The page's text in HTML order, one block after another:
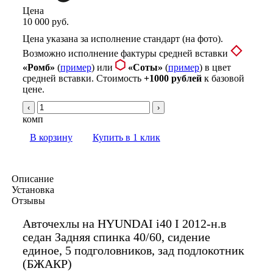
Цена
10 000 руб.
Цена указана за исполнение стандарт (на фото).
Возможно исполнение фактуры средней вставки
«Ромб» (пример) или «Соты» (пример) в цвет
средней вставки. Стоимость +1000 рублейк базовой
цене.
‹ ›
комп
В корзину
Купить в 1 клик
Описание
Установка
Отзывы
Авточехлы на HYUNDAI i40 I 2012-н.в
седан Задняя спинка 40/60, сидение
единое, 5 подголовников, зад подлокотник
(БЖАКР)